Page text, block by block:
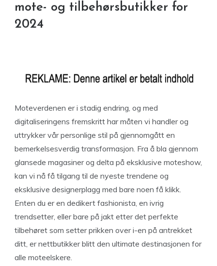
mote- og tilbehørsbutikker for
2024
Moteverdenen er i stadig endring, og med
digitaliseringens fremskritt har måten vi handler og
uttrykker vår personlige stil på gjennomgått en
bemerkelsesverdig transformasjon. Fra å bla gjennom
glansede magasiner og delta på eksklusive moteshow,
kan vi nå få tilgang til de nyeste trendene og
eksklusive designerplagg med bare noen få klikk.
Enten du er en dedikert fashionista, en ivrig
trendsetter, eller bare på jakt etter det perfekte
tilbehøret som setter prikken over i-en på antrekket
ditt, er nettbutikker blitt den ultimate destinasjonen for
alle moteelskere.